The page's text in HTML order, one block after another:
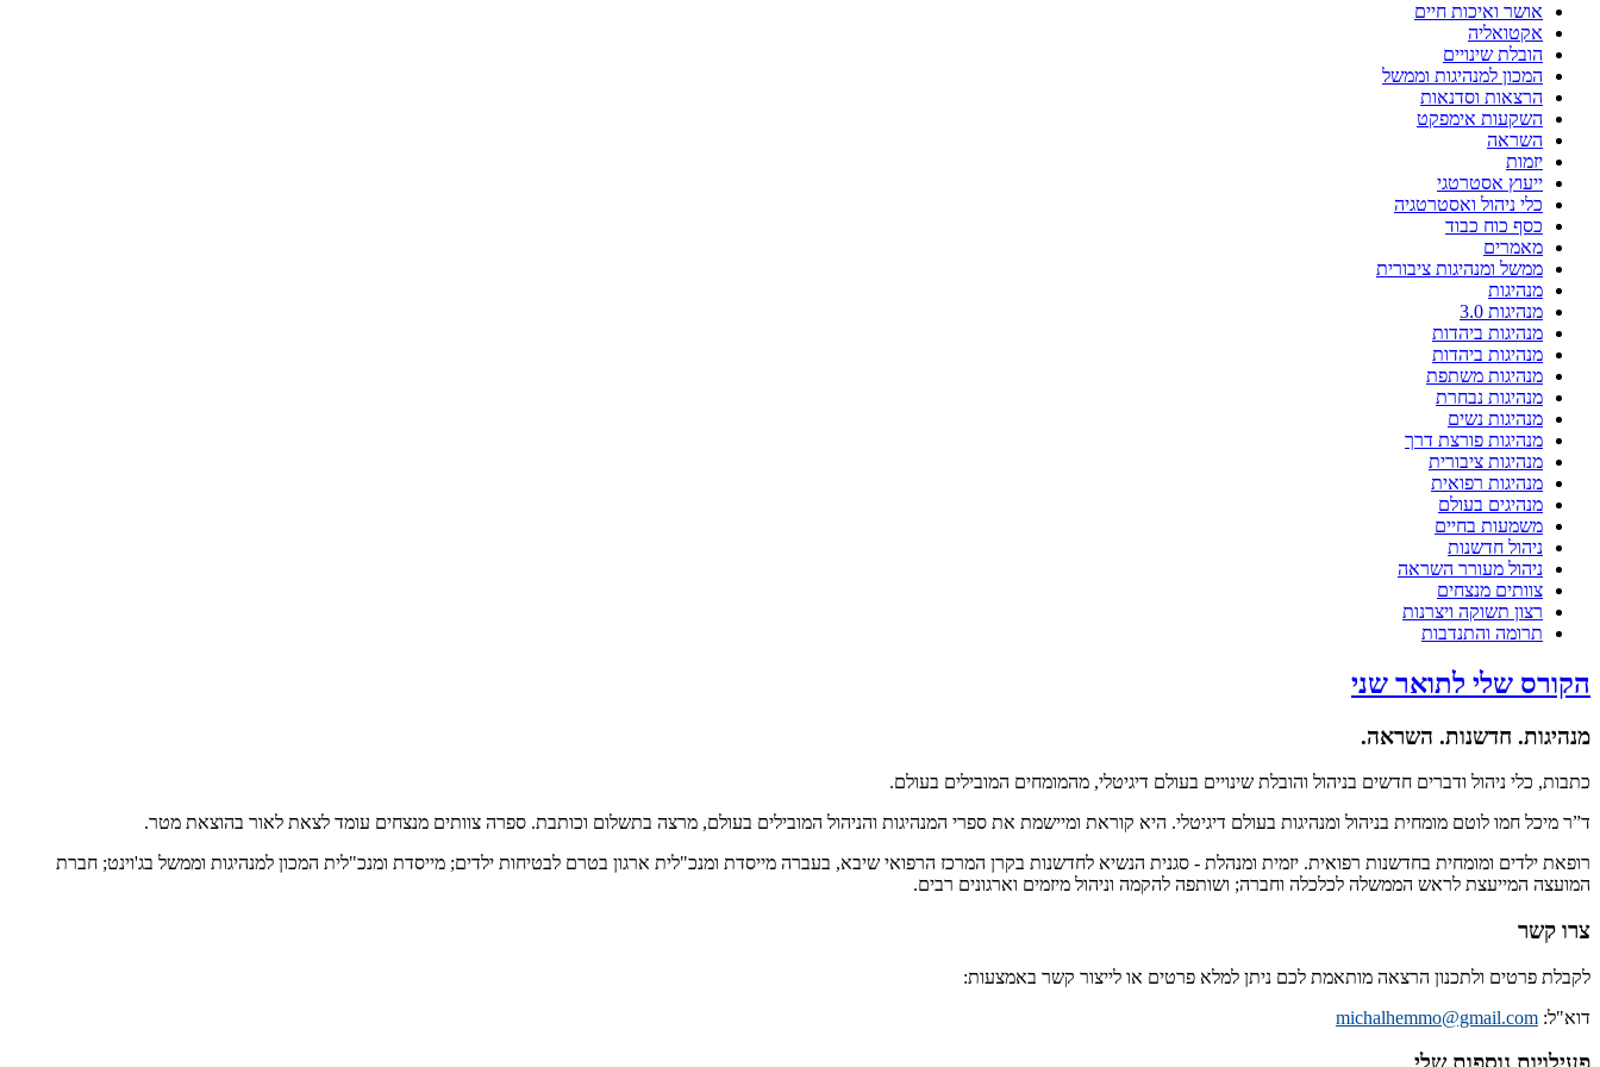
אושר ואיכות חיים
אקטואליה
הובלת שינויים
המכון למנהיגות וממשל
הרצאות וסדנאות
השקעות אימפקט
השראה
יזמות
ייעוץ אסטרטגי
כלי ניהול ואסטרטגיה
כסף כוח כבוד
מאמרים
ממשל ומנהיגות ציבורית
מנהיגות
מנהיגות 3.0
מנהיגות ביהדות
מנהיגות ביהדות
מנהיגות משתפת
מנהיגות נבחרת
מנהיגות נשים
מנהיגות פורצת דרך
מנהיגות ציבורית
מנהיגות רפואית
מנהיגים בעולם
משמעות בחיים
ניהול חדשנות
ניהול מעורר השראה
צוותים מנצחים
רצון תשוקה ויצרנות
תרומה והתנדבות
הקורס שלי לתואר שני
מנהיגות. חדשנות. השראה.
כתבות, כלי ניהול ודברים חדשים בניהול והובלת שינויים בעולם דיגיטלי, מהמומחים המובילים בעולם.
ד”ר מיכל חמו לוטם מומחית בניהול ומנהיגות בעולם דיגיטלי. היא קוראת ומיישמת את ספרי המנהיגות והניהול המובילים בעולם, מרצה בתשלום וכותבת. ספרה צוותים מנצחים עומד לצאת לאור בהוצאת מטר.
רופאת ילדים ומומחית בחדשנות רפואית. יזמית ומנהלת - סגנית הנשיא לחדשנות בקרן המרכז הרפואי שיבא, בעברה מייסדת ומנכ"לית ארגון בטרם לבטיחות ילדים; מייסדת ומנכ"לית המכון למנהיגות וממשל בג'וינט; חברת
המועצה המייעצת לראש הממשלה לכלכלה וחברה; ושותפה להקמה וניהול מיזמים וארגונים רבים.
צרו קשר
לקבלת פרטים ולתכנון הרצאה מותאמת לכם ניתן למלא פרטים או לייצור קשר באמצעות:
דוא"ל: michalhemmo@gmail.com